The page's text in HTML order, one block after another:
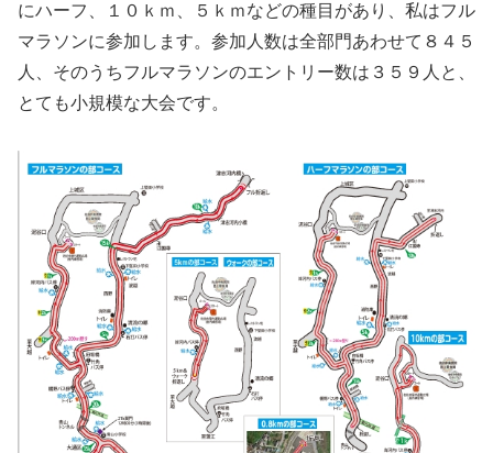
にハーフ、１０ｋｍ、５ｋｍなどの種目があり、私はフル
マラソンに参加します。参加人数は全部門あわせて８４５
人、そのうちフルマラソンのエントリー数は３５９人と、
とても小規模な大会です。